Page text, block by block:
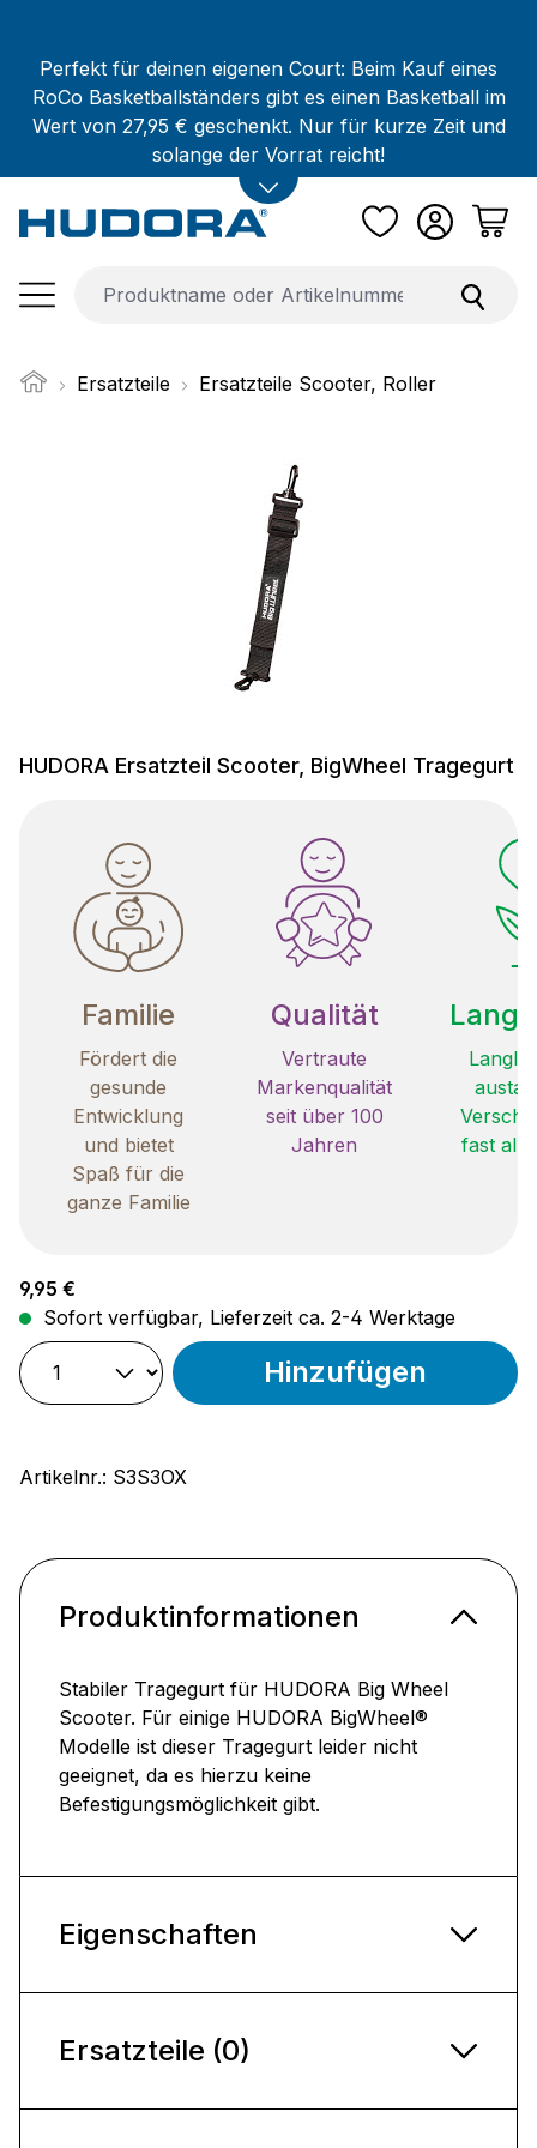
Perfekt für deinen eigenen Court: Beim Kauf eines
RoCo Basketballständers gibt es einen Basketball im
Wert von 27,95 € geschenkt. Nur für kurze Zeit und
solange der Vorrat reicht!
Ersatzteile Ersatzteile Scooter, Roller
HUDORA Ersatzteil Scooter, BigWheel Tragegurt
Familie
Fördert die
gesunde
Entwicklung
und bietet
Spaß für die
ganze Familie
Qualität
Vertraute
Markenqualität
seit über 100
Jahren
fast
Regulärer Preis:
9,95 €
Sofort verfügbar, Lieferzeit ca. 2-4 Werktage
Hinzufügen
Artikelnr.: S3S3OX
Produktinformationen
Stabiler Tragegurt für HUDORA Big Wheel
Scooter. Für einige HUDORA BigWheel®
Modelle ist dieser Tragegurt leider nicht
geeignet, da es hierzu keine
Befestigungsmöglichkeit gibt.
Eigenschaften
Ersatzteile (0)